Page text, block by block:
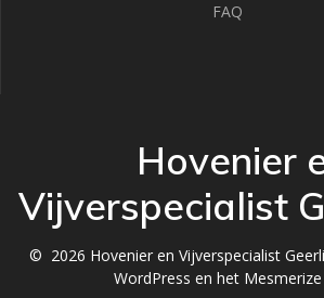
FAQ
Hovenier
Vijverspecialist
© 2026 Hovenier en Vijverspecialist
WordPress en het